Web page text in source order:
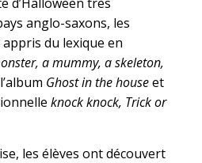
anglo-saxons, les
appris du lexique en
onster, a mummy, a skeleton,
Ghost in the houseet
knock knock, Trick or
les élèves ont découvert